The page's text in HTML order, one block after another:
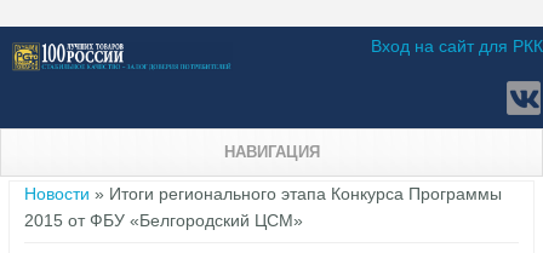
Вход на сайт для РКК
НАВИГАЦИЯ
Вы здесь
Новости » Итоги регионального этапа Конкурса Программы
2015 от ФБУ «Белгородский ЦСМ»